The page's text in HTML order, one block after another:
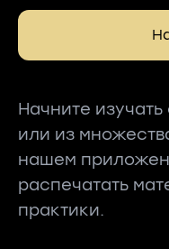
Начните
или из
нашем
распечатать
практики.